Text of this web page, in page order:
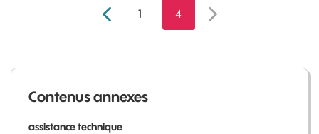
1 4
Contenus annexes
assistance technique